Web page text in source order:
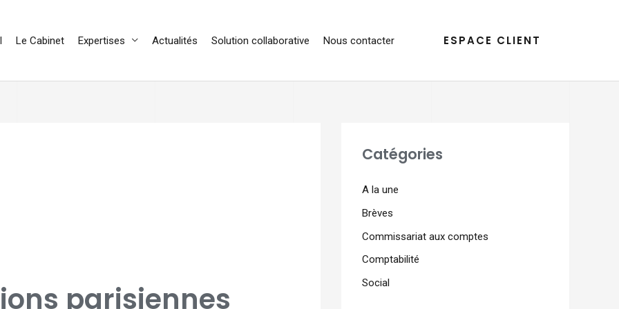
Le Cabinet Expertises Actualités Solution collaborative Nous contacter ESPACE CLIENT
parisiennes
Catégories
A la une
Brèves
Commissariat aux comptes
Comptabilité
Social